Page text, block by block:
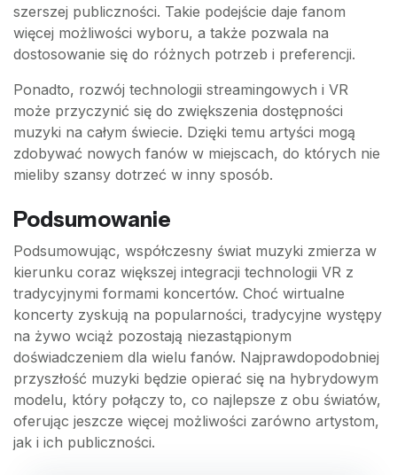
szerszej publiczności. Takie podejście daje fanom
więcej możliwości wyboru, a także pozwala na
dostosowanie się do różnych potrzeb i preferencji.
Ponadto, rozwój technologii streamingowych i VR
może przyczynić się do zwiększenia dostępności
muzyki na całym świecie. Dzięki temu artyści mogą
zdobywać nowych fanów w miejscach, do których nie
mieliby szansy dotrzeć w inny sposób.
Podsumowanie
Podsumowując, współczesny świat muzyki zmierza w
kierunku coraz większej integracji technologii VR z
tradycyjnymi formami koncertów. Choć wirtualne
koncerty zyskują na popularności, tradycyjne występy
na żywo wciąż pozostają niezastąpionym
doświadczeniem dla wielu fanów. Najprawdopodobniej
przyszłość muzyki będzie opierać się na hybrydowym
modelu, który połączy to, co najlepsze z obu światów,
oferując jeszcze więcej możliwości zarówno artystom,
jak i ich publiczności.